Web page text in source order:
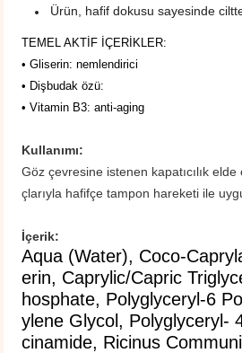
Ürün, hafif dokusu sayesinde
TEMEL AKTİF İÇERİKLER:
• Gliserin: nemlendirici
• Dişbudak özü:
• Vitamin B3: anti-aging
Kullanımı:
Göz çevresine istenen kapatıcılık
çlarıyla hafifçe tampon hareketi ile
İçerik:
Aqua (Water), Coco-
erin, Caprylic/Capric
hosphate, Polyglyceryl-6
ylene Glycol, Polyglyceryl-
cinamide, Ricinus